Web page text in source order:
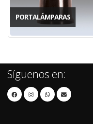
PORTALÁMPARAS
Síguenos en: